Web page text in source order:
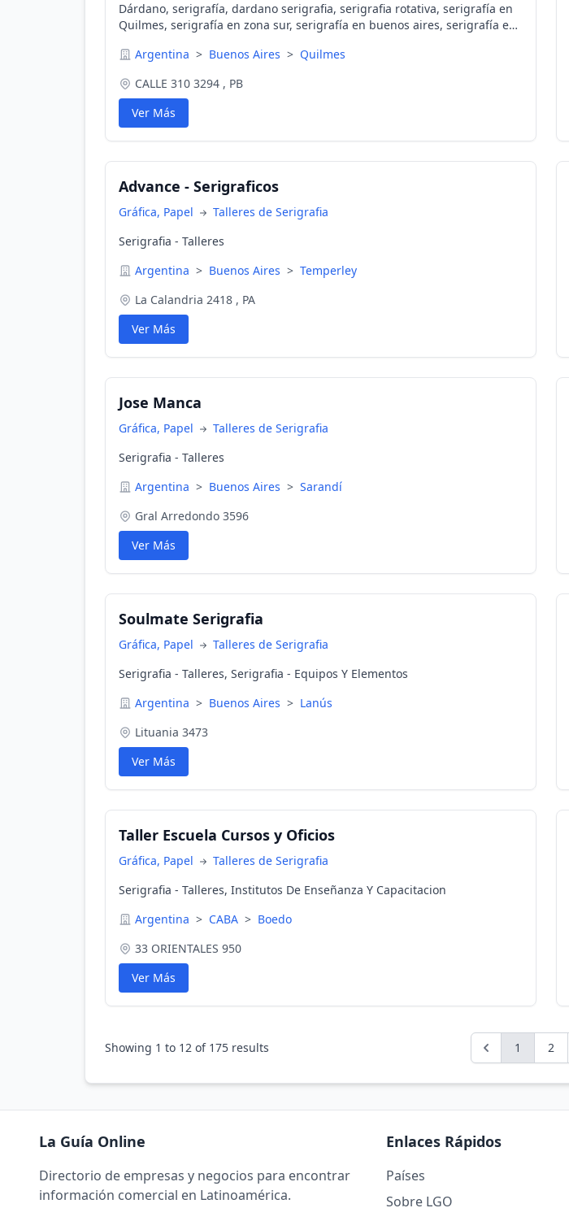
Dárdano, serigrafía, dardano serigrafia, serigrafia rotativa, serigrafía en
Quilmes, serigrafía en zona sur, serigrafía en buenos aires, serigrafía en
serigrafía en Banfield, serigrafía en Berazategui, serigrafía en bernal,
en Wilde, serigrafía en Avellaneda, serigrafía en adrogue, serigrafía en
burzaco, serigrafía en monte grande, serigrafía en capital federal,
impresiones en Quilmes, serigrafía en bolígrafos, serigrafía para
bolígrafos, bolígrafos impresiones, artículos metalicos serigrafía, envases
cosmética, envases de productos labiales, serigrafía en envases
perfumeros, serigrafía en cajas, serigrafía en envases, serigrafía para
productos de laboratorios, serigrafía en jeringas, serigrafía en carpules,
impresiones en
Argentina > Buenos Aires > Quilmes
CALLE 310 3294 , PB
Ver Más
Advance - Serigraficos
Gráfica, Papel
Talleres de Serigrafia
Serigrafia - Talleres
Argentina > Buenos Aires > Temperley
La Calandria 2418 , PA
Ver Más
Jose Manca
Gráfica, Papel
Talleres de Serigrafia
Serigrafia - Talleres
Argentina > Buenos Aires > Sarandí
Gral Arredondo 3596
Ver Más
Soulmate Serigrafia
Gráfica, Papel
Talleres de Serigrafia
Serigrafia - Talleres, Serigrafia - Equipos Y Elementos
Argentina > Buenos Aires > Lanús
Lituania 3473
Ver Más
Taller Escuela Cursos y Oficios
Gráfica, Papel
Talleres de Serigrafia
Serigrafia - Talleres, Institutos De Enseñanza Y Capacitacion
Argentina > CABA > Boedo
33 ORIENTALES 950
Ver Más
Showing 1 to 12 of 175 results 1 2
La Guía Online
Directorio de empresas y negocios para encontrar
información comercial en Latinoamérica.
Enlaces Rápidos
Países
Sobre LGO